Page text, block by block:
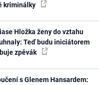
kriminálky
Hložka ženy do vztahu
Teď budu iniciátorem
zpěvák
s Glenem Hansardem: